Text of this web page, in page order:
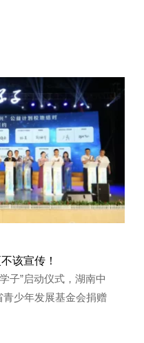
该宣传！
子”启动仪式，湖南中
少年发展基金会捐赠